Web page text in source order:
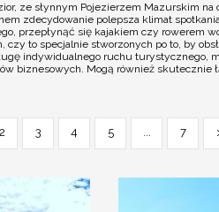
ze słynnym Pojezierzem Mazurskim
zdecydowanie polepsza klimat
przepłynąć się kajakiem czy rowerem
to specjalnie stworzonych po to, by
indywidualnego ruchu turystycznego,
biznesowych. Mogą również skutecznie
2 3 4 5 ... 7